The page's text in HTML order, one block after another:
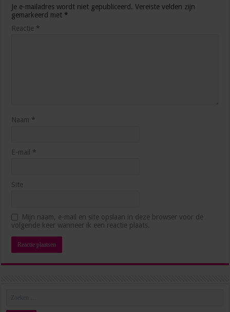
Je e-mailadres wordt niet gepubliceerd. Vereiste velden zijn
gemarkeerd met *
Reactie *
Naam *
E-mail *
Site
Mijn naam, e-mail en site opslaan in deze browser voor de
volgende keer wanneer ik een reactie plaats.